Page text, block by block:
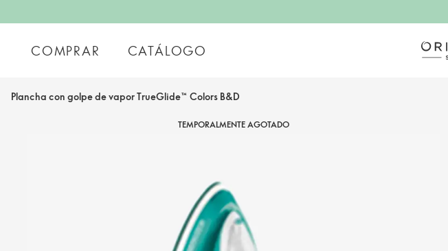
COMPRAR CATÁLOGO
Plancha con golpe de vapor TrueGlide™ Colors B&D
TEMPORALMENTE AGOTADO